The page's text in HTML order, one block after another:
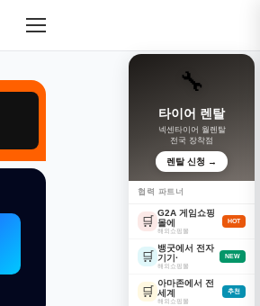
🔧
타이어 렌탈
넥센타이어 월렌탈
전국 장착점
렌탈 신청 →
협력 파트너
🛒
G2A 게임쇼핑
몰에
해외쇼핑몰
HOT
🛒
뱅굿에서 전자
기기·
해외쇼핑몰
NEW
🛒
아마존에서 전
세계
해외쇼핑몰
추천